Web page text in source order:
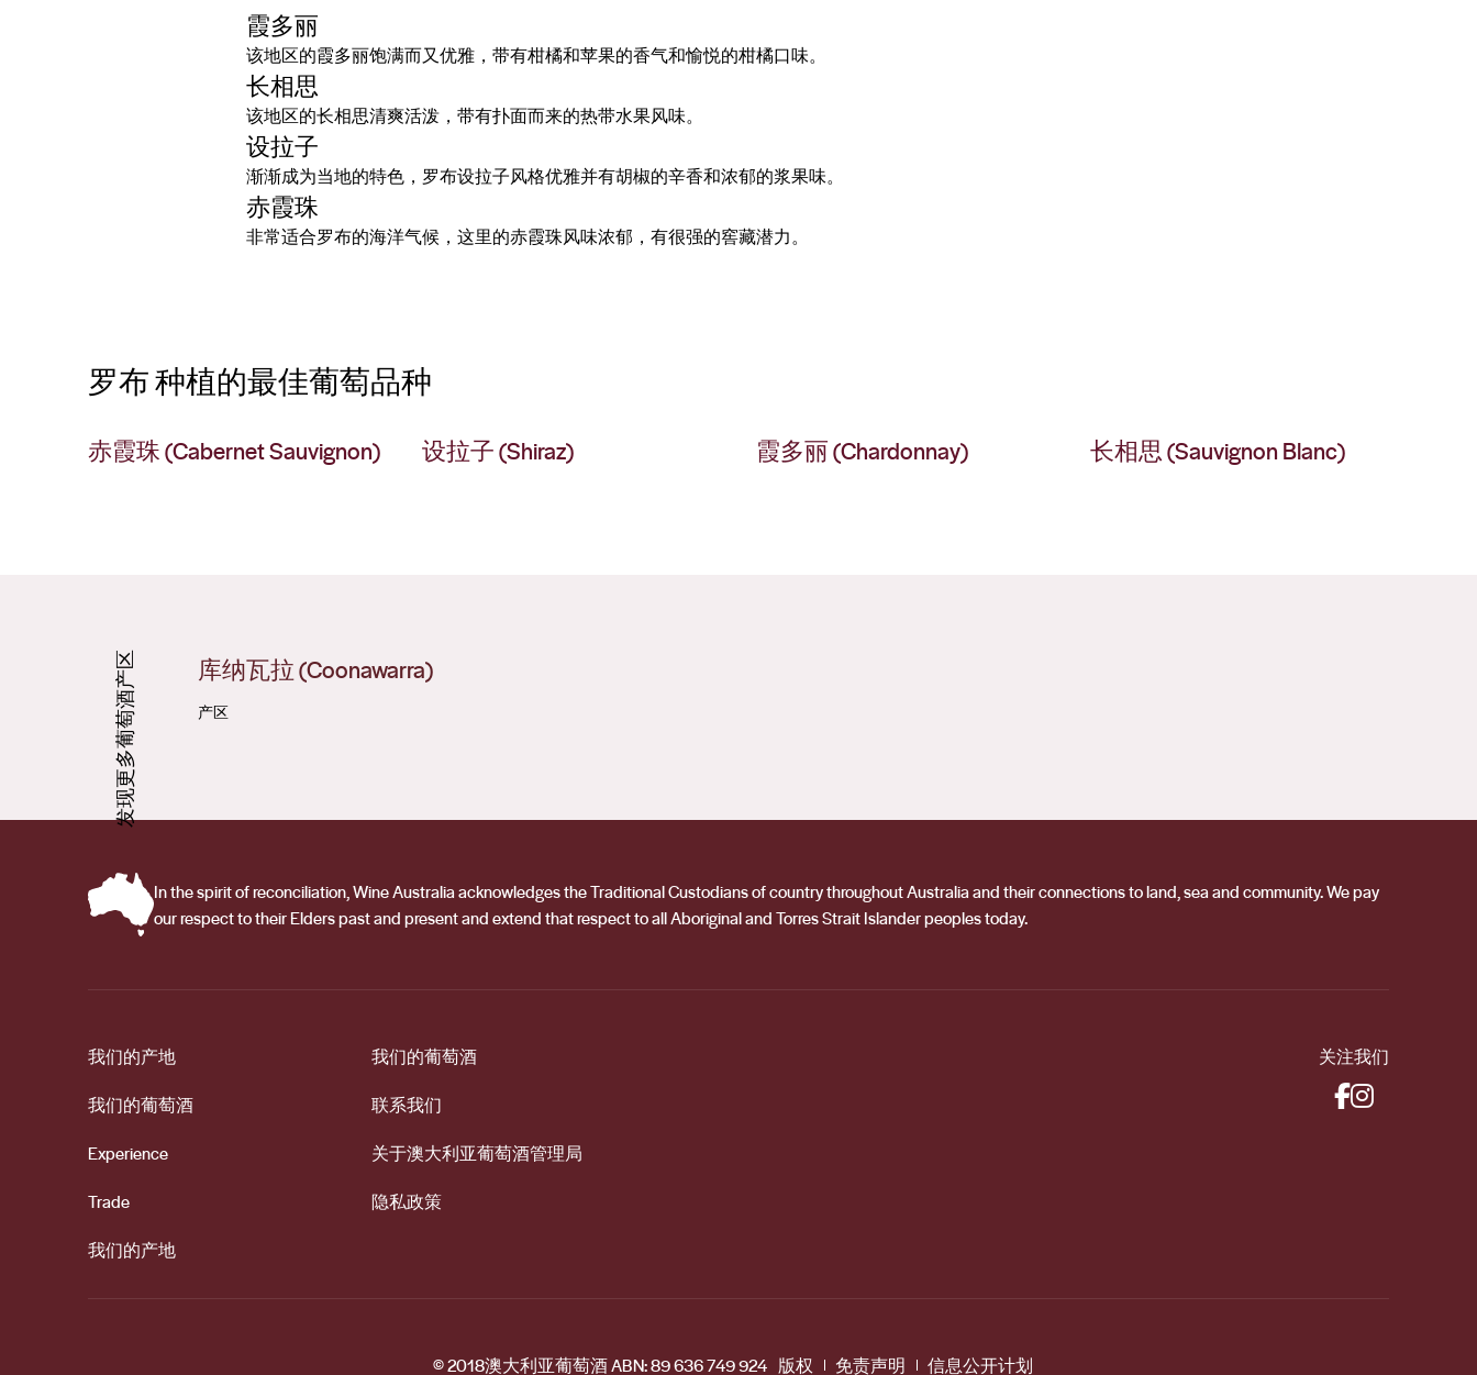
霞多丽
该地区的霞多丽饱满而又优雅，带有柑橘和苹果的香气和愉悦的柑橘口味。
长相思
该地区的长相思清爽活泼，带有扑面而来的热带水果风味。
设拉子
渐渐成为当地的特色，罗布设拉子风格优雅并有胡椒的辛香和浓郁的浆果味。
赤霞珠
非常适合罗布的海洋气候，这里的赤霞珠风味浓郁，有很强的窖藏潜力。
罗布 种植的最佳葡萄品种
赤霞珠 (Cabernet Sauvignon) 设拉子 (Shiraz) 霞多丽 (Chardonnay) 长相思 (Sauvignon Blanc)
发现更多葡萄酒产区 库纳瓦拉 (Coonawarra)
产区
In the spirit of reconciliation, Wine Australia acknowledges the Traditional Custodians of country throughout Australia and their connections to land, sea and community. We pay
our respect to their Elders past and present and extend that respect to all Aboriginal and Torres Strait Islander peoples today.
我们的产地
我们的葡萄酒
Experience
Trade
我们的产地
我们的葡萄酒
联系我们
关于澳大利亚葡萄酒管理局
隐私政策
关注我们
© 2018澳大利亚葡萄酒 ABN: 89 636 749 924 版权 免责声明 信息公开计划